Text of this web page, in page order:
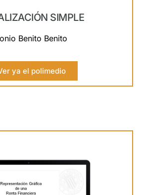
SIMPLE
Benito Benito
ya el polimedio